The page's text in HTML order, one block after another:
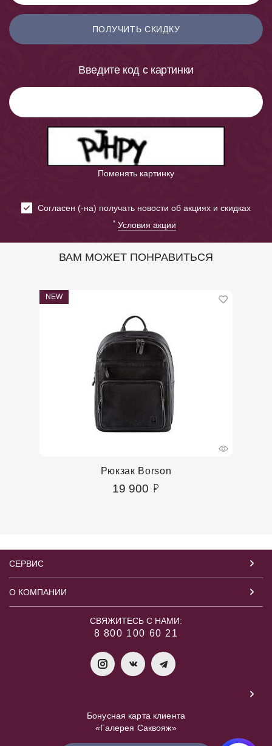
ПОЛУЧИТЬ СКИДКУ
Введите код с картинки
Поменять картинку
Cогласен (-на) получать новости об акциях и скидках
* Условия акции
ВАМ МОЖЕТ ПОНРАВИТЬСЯ
NEW
Рюкзак Borson
19 900
СЕРВИС
О КОМПАНИИ
СВЯЖИТЕСЬ С НАМИ:
8 800 100 60 21
Бонусная карта клиента
«Галерея Саквояж»